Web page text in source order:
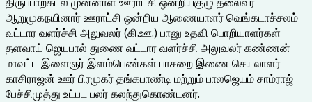
ஆறுமுகநயினார் ஊராட்சி ஒன்றிய ஆணையாளர் வெங்கடாச்சலம்
வட்டார வளர்ச்சி அலுவலர் (கி.ஊ.) பானு உதவி பொறியாளர்கள்
தளவாய் ஜெயபால் துணை வட்டார வளர்ச்சி அலுவலர் கண்ணன்
மாவட்ட இளைஞர் இளம்பெண்கள் பாசறை இணை செயலாளர்
காசிராஜன் ஊர் பிரமுகர் தங்கபாண்டி மற்றும் பாலஜெயம் சாம்ராஜ்
பேச்சிமுத்து உட்பட பலர் கலந்துகொண்டனர்.